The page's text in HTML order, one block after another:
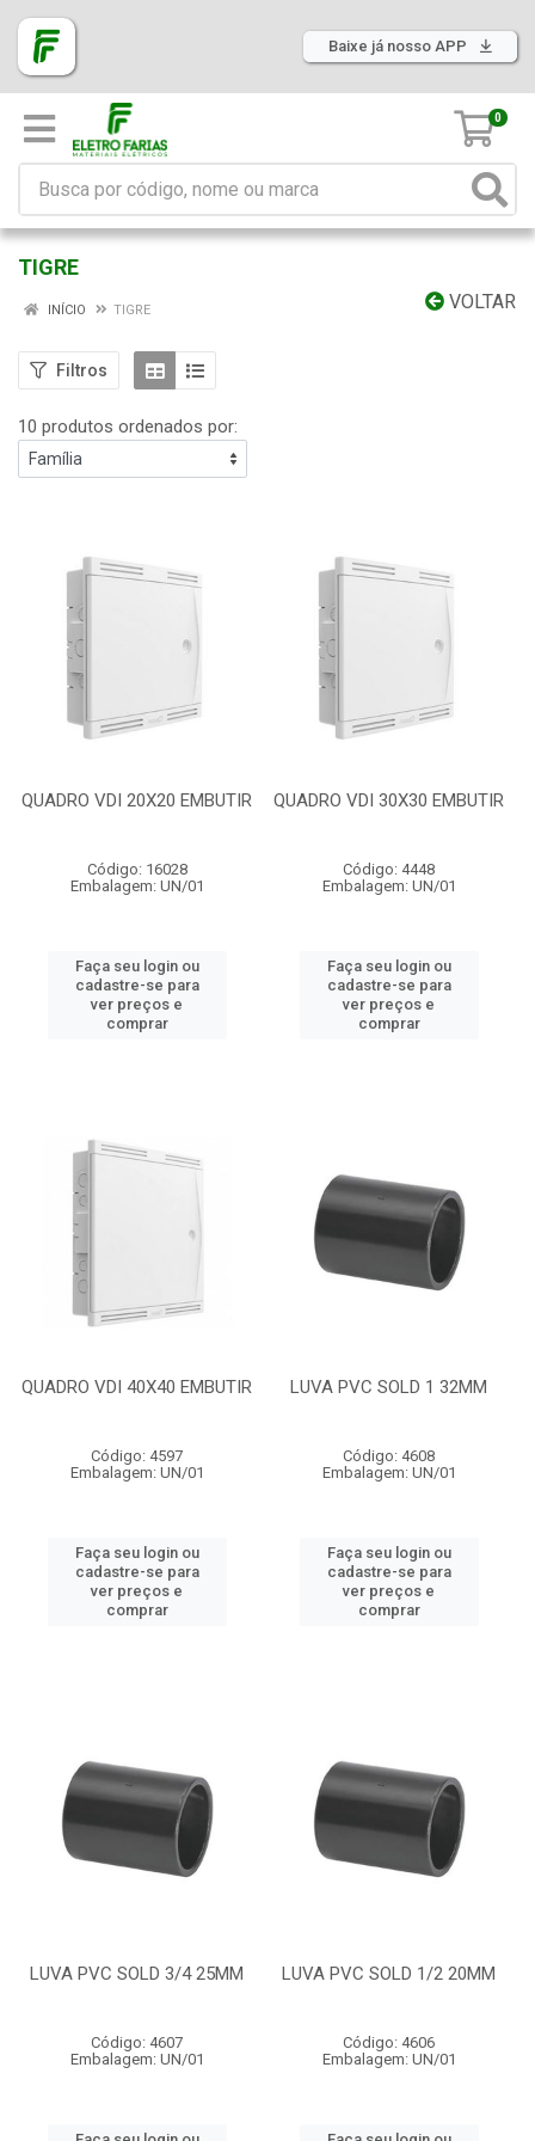
Baixe já nosso APP
0
TIGRE
VOLTAR
INÍCIO TIGRE
Filtros
10 produtos ordenados por:
QUADRO VDI 20X20 EMBUTIR
Código: 16028
Embalagem: UN/01
Faça seu login ou
cadastre-se para
ver preços e
comprar
QUADRO VDI 30X30 EMBUTIR
Código: 4448
Embalagem: UN/01
Faça seu login ou
cadastre-se para
ver preços e
comprar
QUADRO VDI 40X40 EMBUTIR
Código: 4597
Embalagem: UN/01
Faça seu login ou
cadastre-se para
ver preços e
comprar
LUVA PVC SOLD 1 32MM
Código: 4608
Embalagem: UN/01
Faça seu login ou
cadastre-se para
ver preços e
comprar
LUVA PVC SOLD 3/4 25MM
Código: 4607
Embalagem: UN/01
LUVA PVC SOLD 1/2 20MM
Código: 4606
Embalagem: UN/01